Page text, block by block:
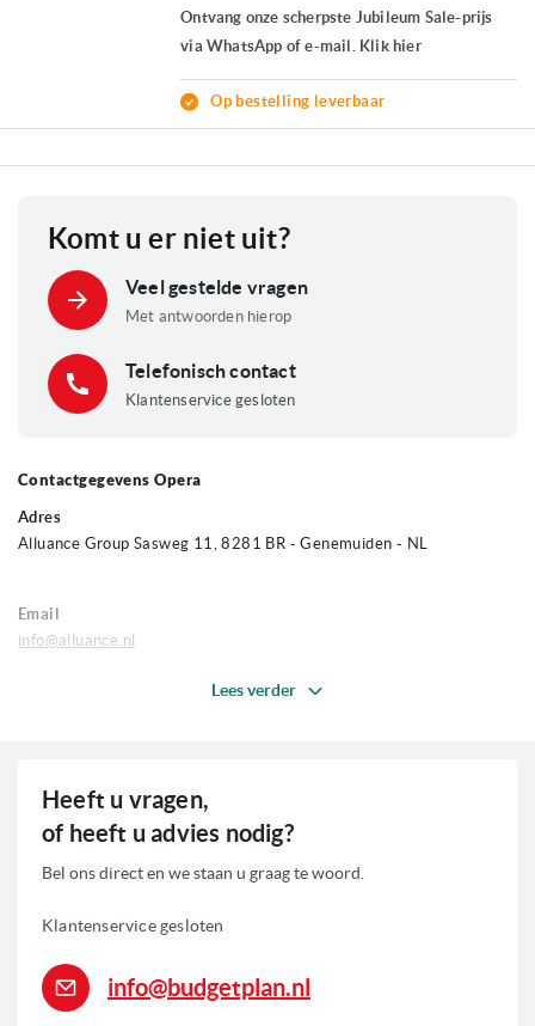
Ontvang onze scherpste Jubileum Sale-prijs
via WhatsApp of e-mail. Klik hier
Op bestelling leverbaar
Komt u er niet uit?
Veel gestelde vragen
Met antwoorden hierop
Telefonisch contact
Klantenservice gesloten
Contactgegevens Opera
Adres
Alluance Group Sasweg 11, 8281 BR - Genemuiden - NL
Email
info@alluance.nl
Er zit 2 jaar garantie op producten van Opera.
Service
Reparatieaanvraag: Via de website kan een formulier worden
https://operahsg.com/nl/contacten/
Lees verder
Heeft u vragen,
of heeft u advies nodig?
Bel ons direct en we staan u graag te woord.
Klantenservice gesloten
info@budgetplan.nl